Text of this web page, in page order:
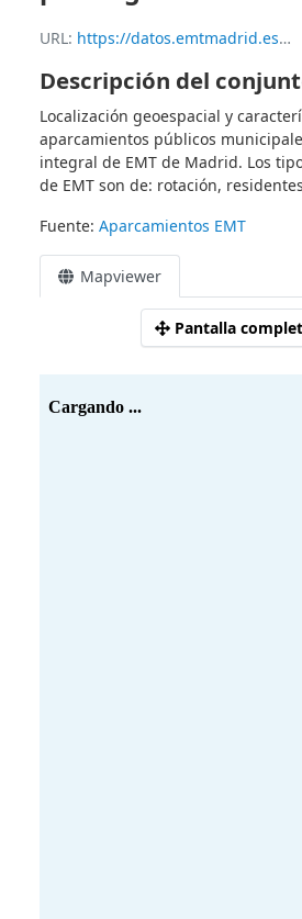
URL: https://datos.emtmadrid.es/dataset/0f3310f5-c4b5-4727-8183-6de7b8e44c91/resource/63c9854d-f784-41b6-80c2-36788c77d8be/download/parkings_kml.kml
Descripción del
Localización geoespacial y
aparcamientos públicos
integral de EMT de Madrid. Los
de EMT son de: rotación,
Fuente: Aparcamientos EMT
Mapviewer
Pantalla